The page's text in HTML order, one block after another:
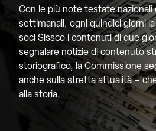
Con le più note testate
settimanali, ogni quindici giorni
soci Sissco i contenuti di due
segnalare notizie di contenuto
storiografico, la Commissione
anche sulla stretta attualità –
alla storia.